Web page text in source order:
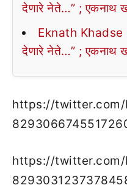
देणारे नेते…” ; एकनाथ
Eknath Khadse |
देणारे नेते…” ; एकनाथ
https://twitter.com/
https://twitter.com/